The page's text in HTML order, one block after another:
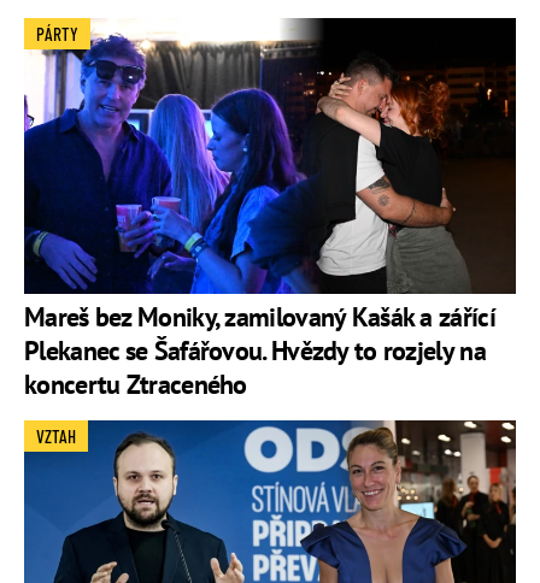
Mareš bez Moniky, zamilovaný Kašák a zářící
Plekanec se Šafářovou. Hvězdy to rozjely na
koncertu Ztraceného
PÁRTY
VZTAH